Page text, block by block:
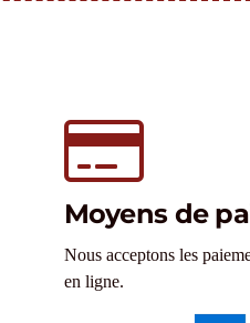
Moyens de
Nous acceptons les
en ligne.